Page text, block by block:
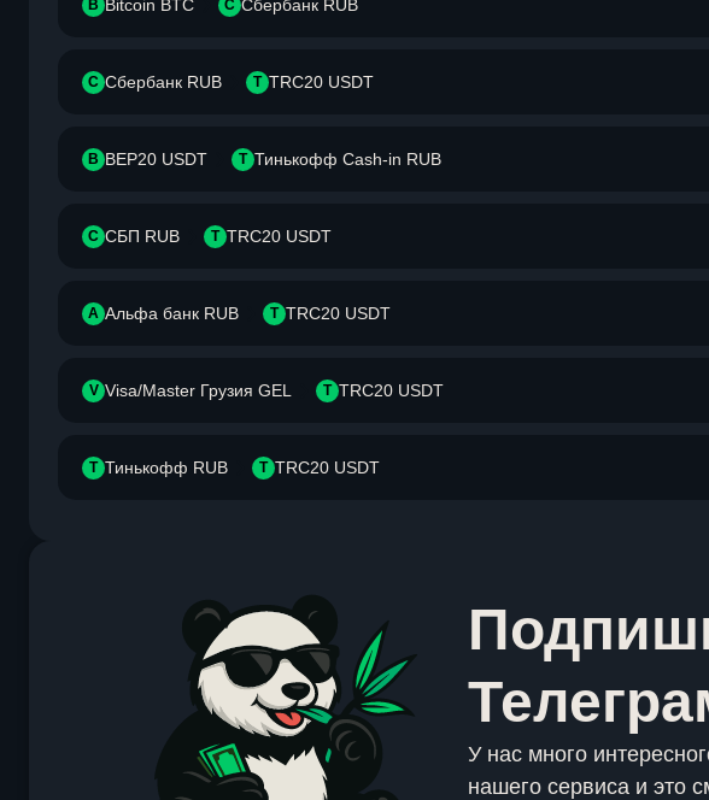
B Bitcoin BTC С Сбербанк RUB
С Сбербанк RUB T TRC20 USDT
B BEP20 USDT Т Тинькофф Cash-in RUB
С СБП RUB T TRC20 USDT
А Альфа банк RUB T TRC20 USDT
V Visa/Master Грузия GEL T TRC20 USDT
Т Тинькофф RUB T TRC20 USDT
У нас много
нашего сервиса и это